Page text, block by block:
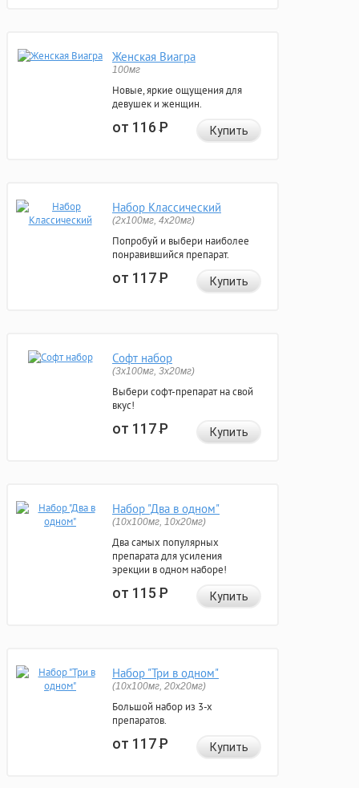
Женская Виагра
100мг
Новые, яркие ощущения для
девушек и женщин.
от 116Р Купить
Набор Классический
(2x100мг, 4x20мг)
Попробуй и выбери наиболее
понравившийся препарат.
от 117Р Купить
Софт набор
(3x100мг, 3x20мг)
Выбери софт-препарат на свой
вкус!
от 117Р Купить
Набор "Два в одном"
(10x100мг, 10x20мг)
Два самых популярных
препарата для усиления
эрекции в одном наборе!
от 115Р Купить
Набор "Три в одном"
(10x100мг, 20x20мг)
Большой набор из 3-х
препаратов.
от 117Р Купить